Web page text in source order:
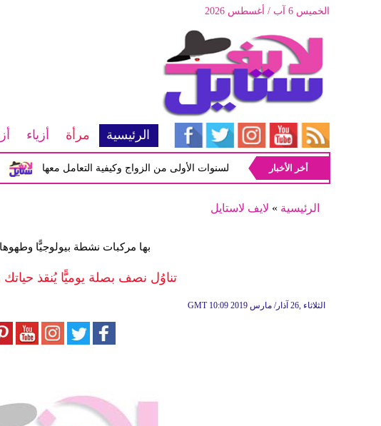
الخميس 6 آب / أغسطس 2026
الرئيسية مرأة أزياء
أبرز المشاكل شيوعاً في السنوات الأولى من الزواج وكيفية التعامل معها
أخر الأخبار
الرئيسية » لايف لاستايل
بها مركبات نشطة بيولوجيًّا
تناوُل نصف بصلة يوميًّا يُنقذ
GMT 10:09 2019 الثلاثاء ,26 آذار/ مارس